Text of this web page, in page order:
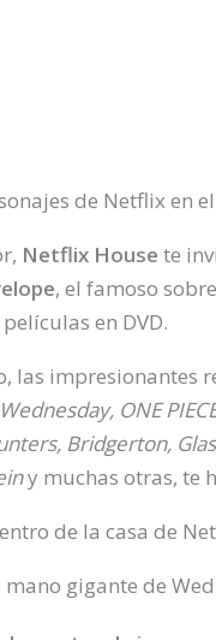
Netflix House te
, el famoso
en DVD.
las impresionantes
Wednesday, ONE
Bridgerton,
y muchas otras, te